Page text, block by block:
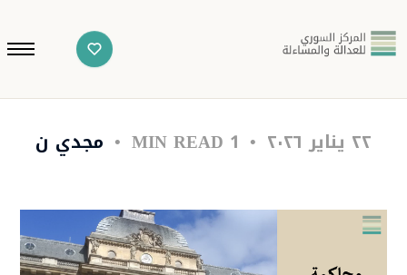
٢٢ يناير ٢٠٢٦ مجدي ن